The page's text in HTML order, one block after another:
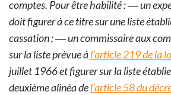
comptes. Pour être habilité :― un
doit figurer à ce titre sur une liste
cassation ;― un commissaire aux
sur la liste prévue àl'article 219 de la
juillet 1966 et figurer sur la liste
deuxième alinéa del'article 58 du